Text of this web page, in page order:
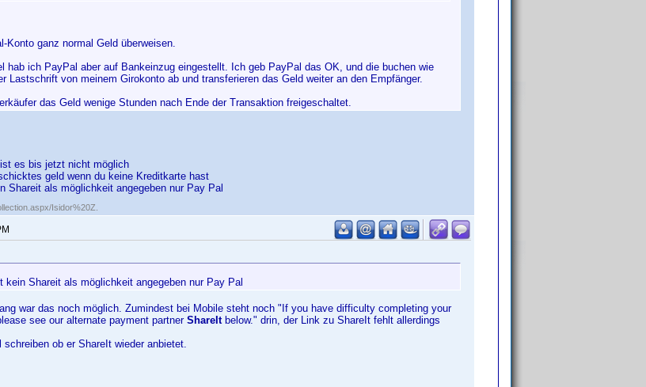
Konto ganz normal Geld überweisen.
hab ich PayPal aber auf Bankeinzug eingestellt. Ich geb PayPal das OK, und die buchen wie
Lastschrift von meinem Girokonto ab und transferieren das Geld weiter an den Empfänger.
das Geld wenige Stunden nach Ende der Transaktion freigeschaltet.
es bis jetzt nicht möglich
geld wenn du keine Kreditkarte hast
Shareit als möglichkeit angegeben nur Pay Pal
Isidor%20Z.
kein Shareit als möglichkeit angegeben nur Pay Pal
war das noch möglich. Zumindest bei Mobile steht noch "If you have difficulty completing your
see our alternate payment partner ShareItbelow." drin, der Link zu ShareIt fehlt allerdings
ob er ShareIt wieder anbietet.